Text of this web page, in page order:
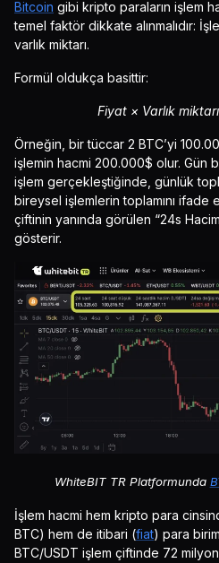
Bitcoin gibi kripto paraların işlem
temel faktör dikkate alınmalıdır:
varlık miktarı.
Formül oldukça basittir:
Fiyat × Varlık
Örneğin, bir tüccar 2 BTC’yi
işlemin hacmi 200.000$ olur. Gün
işlem gerçekleştiğinde, günlük
bireysel işlemlerin toplamını ifade
çiftinin yanında görülen “24s
gösterir.
WhiteBIT TR Platformunda
İşlem hacmi hem kripto para
BTC) hem de itibari (fiat) para
BTC/USDT işlem çiftinde 72